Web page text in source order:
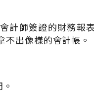
計師簽證的財務報
出像樣的會計帳。